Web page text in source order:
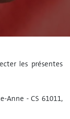
les présentes
Anne - CS 61011,